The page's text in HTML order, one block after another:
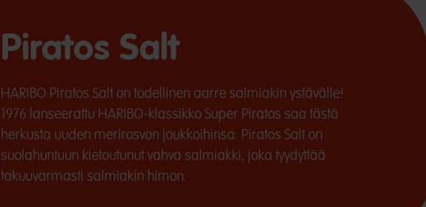
Piratos Salt
HARIBO Piratos Salt on todellinen aarre salmiakin ystävälle!
1976 lanseerattu HARIBO-klassikko Super Piratos saa tästä
herkusta uuden merirosvon joukkoihinsa: Piratos Salt on
suolahuntuun kietoutunut vahva salmiakki, joka tyydyttää
takuuvarmasti salmiakin himon.